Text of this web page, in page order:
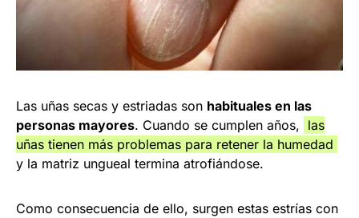
Las uñas secas y estriadas son habituales en las
personas mayores. Cuando se cumplen años, las
uñas tienen más problemas para retener la humedad
y la matriz ungueal termina atrofiándose.
Como consecuencia de ello, surgen estas estrías con